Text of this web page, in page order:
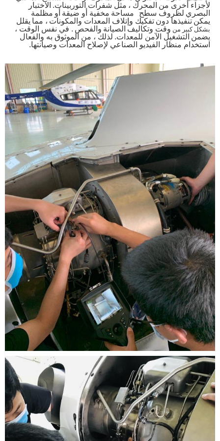
لأجزاء أخرى من المحرك ، مثل شفرات التوربينات. الاختبار
البصري لظروف سطح مساحة مخفية أو ضيقة أو مظلمة
يمكن تنفيذها دون تفكيك وإتلاف المعدات والمكونات ، مما يقلل
بشكل كبير من وقت وتكاليف الصيانة والفحص . في نفس الوقت ،
يضمن التشغيل الآمن للمعدات. لذلك ، من الموثوق به والفعال
استخدام منظار الفيديو الصناعي لإصلاح المعدات وصيانتها.